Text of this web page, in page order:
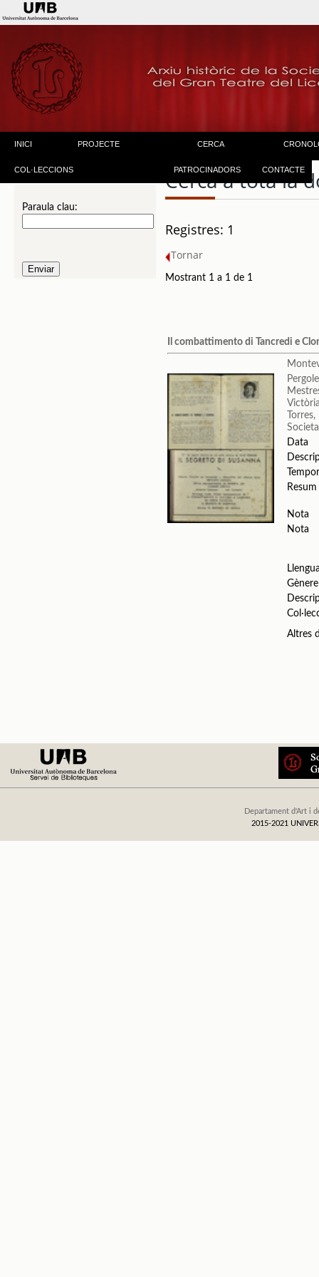
INICI PROJECTE CERCA
COL·LECCIONS PATROCINADORS CONTACTE
Paraula clau:
Cerca a tota la
Registres: 1
Tornar
Mostrant 1 a 1 de 1
Il combattimento di Tancredi e
Data
Resum
Nota
Nota
Gènere
Altres
Departament d'Art i
2015-2021